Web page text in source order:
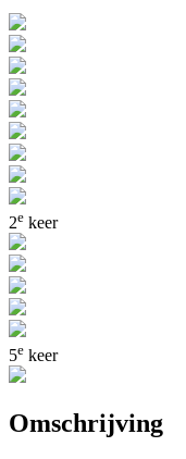
2e keer
5e keer
Omschrijving